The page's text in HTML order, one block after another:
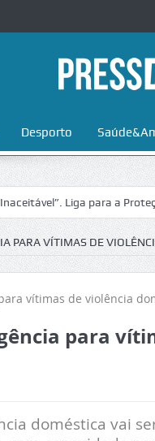
Desporto
Liga para a Proteção da
PARA VÍTIMAS DE
para
doméstica vai